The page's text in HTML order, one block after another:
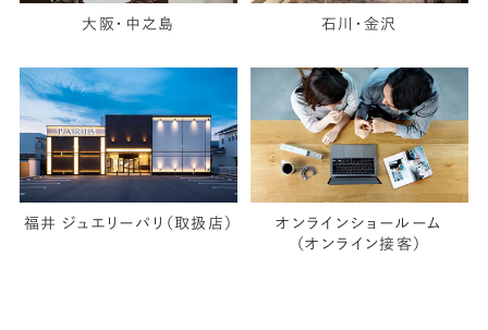
大阪・中之島 石川・金沢
福井 ジュエリーパリ（取扱店）
オンラインショールーム
（オンライン接客）